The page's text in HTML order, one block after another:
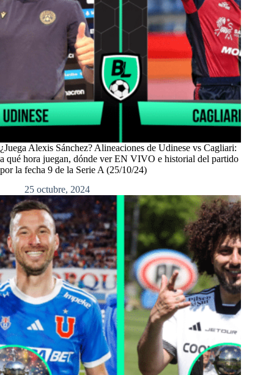
¿Juega Alexis Sánchez? Alineaciones de Udinese vs Cagliari:
a qué hora juegan, dónde ver EN VIVO e historial del partido
por la fecha 9 de la Serie A (25/10/24)
25 octubre, 2024